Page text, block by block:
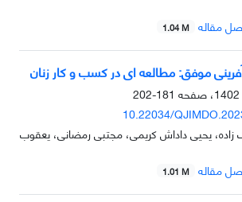
مقاله 1.04 M
موفق: مطالعه ای در کسب و کار زنان
181-202
10.22034/
یحیی داداش کریمی، مجتبی رمضانی، یعقوب
مقاله 1.01 M